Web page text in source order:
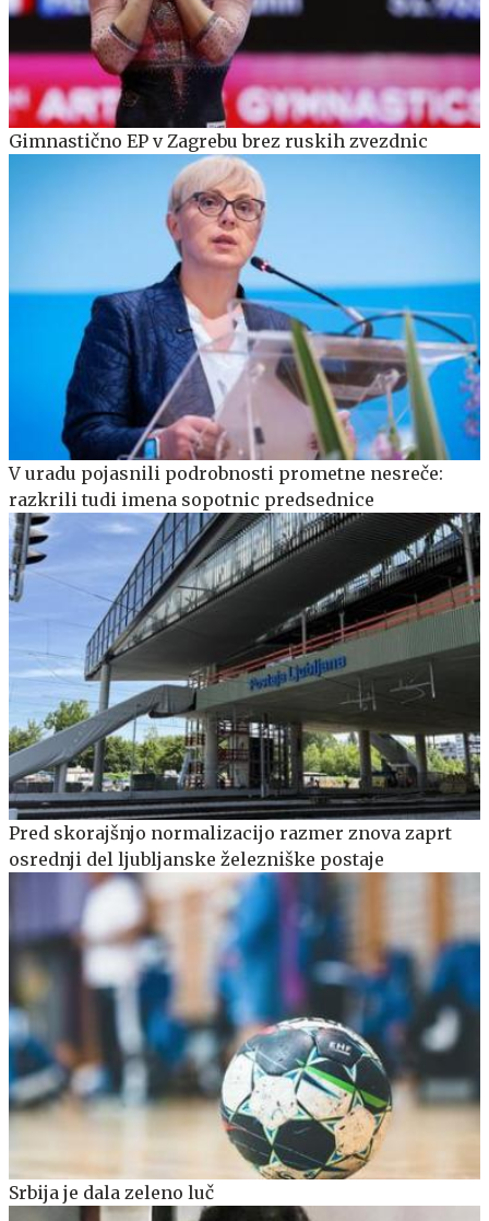
Gimnastično EP v Zagrebu brez ruskih zvezdnic
V uradu pojasnili podrobnosti prometne nesreče:
razkrili tudi imena sopotnic predsednice
Pred skorajšnjo normalizacijo razmer znova zaprt
osrednji del ljubljanske železniške postaje
Srbija je dala zeleno luč